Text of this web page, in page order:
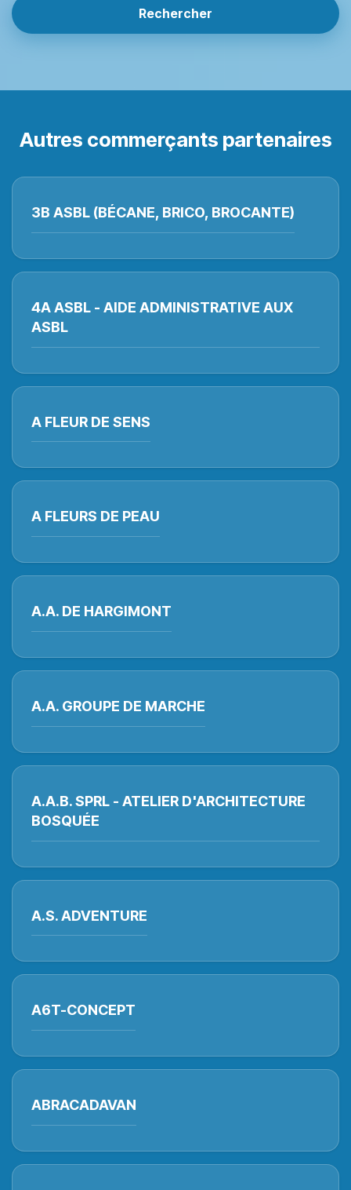
Rechercher
Autres commerçants partenaires
3B ASBL (BÉCANE, BRICO, BROCANTE)
4A ASBL - AIDE ADMINISTRATIVE AUX
ASBL
A FLEUR DE SENS
A FLEURS DE PEAU
A.A. DE HARGIMONT
A.A. GROUPE DE MARCHE
A.A.B. SPRL - ATELIER D'ARCHITECTURE
BOSQUÉE
A.S. ADVENTURE
A6T-CONCEPT
ABRACADAVAN